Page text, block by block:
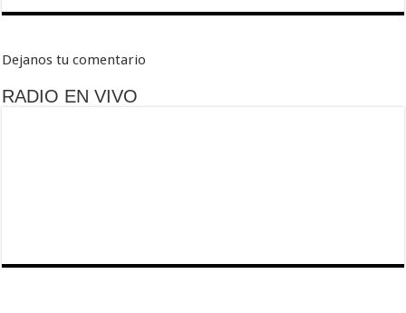
Dejanos tu comentario
RADIO EN VIVO